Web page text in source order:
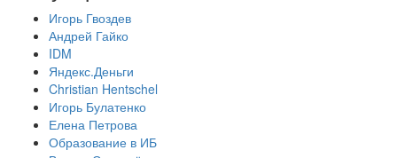
Игорь Гвоздев
Андрей Гайко
IDM
Яндекс.Деньги
Christian Hentschel
Игорь Булатенко
Елена Петрова
Образование в ИБ